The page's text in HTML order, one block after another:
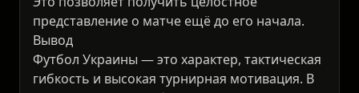
представление о матче ещё до его начала.
Вывод
Футбол Украины — это характер, тактическая
гибкость и высокая турнирная мотивация. В